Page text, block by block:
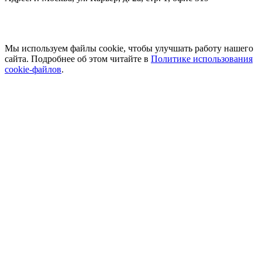
Мы используем файлы cookie, чтобы улучшать работу нашего
сайта. Подробнее об этом читайте в Политике использования
cookie-файлов.